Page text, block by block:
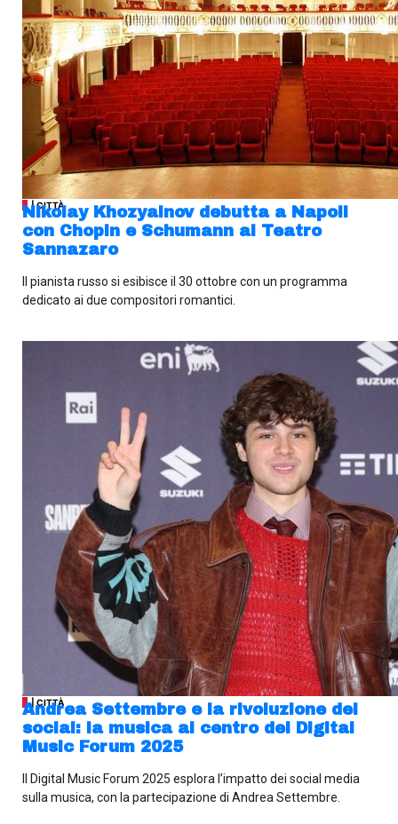
| CITTÀ
Nikolay Khozyainov debutta a Napoli
con Chopin e Schumann al Teatro
Sannazaro
Il pianista russo si esibisce il 30 ottobre con un programma
dedicato ai due compositori romantici.
| CITTÀ
Andrea Settembre e la rivoluzione dei
social: la musica al centro del Digital
Music Forum 2025
Il Digital Music Forum 2025 esplora l’impatto dei social media
sulla musica, con la partecipazione di Andrea Settembre.